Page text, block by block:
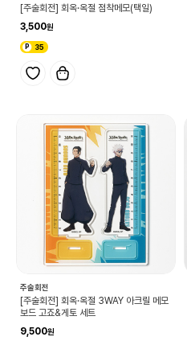
[주술회전] 회옥·옥절 점착메모(택일)
3,500
35
주술회전
[주술회전] 회옥·옥절 3WAY 아크릴 메모
보드 고죠&게토 세트
9,500